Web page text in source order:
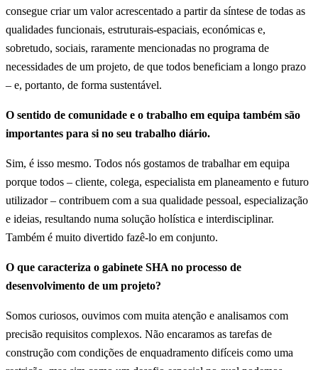
consegue criar um valor acrescentado a partir da síntese de todas as
qualidades funcionais, estruturais-espaciais, económicas e,
sobretudo, sociais, raramente mencionadas no programa de
necessidades de um projeto, de que todos beneficiam a longo prazo
– e, portanto, de forma sustentável.
O sentido de comunidade e o trabalho em equipa também são
importantes para si no seu trabalho diário.
Sim, é isso mesmo. Todos nós gostamos de trabalhar em equipa
porque todos – cliente, colega, especialista em planeamento e futuro
utilizador – contribuem com a sua qualidade pessoal, especialização
e ideias, resultando numa solução holística e interdisciplinar.
Também é muito divertido fazê-lo em conjunto.
O que caracteriza o gabinete SHA no processo de
desenvolvimento de um projeto?
Somos curiosos, ouvimos com muita atenção e analisamos com
precisão requisitos complexos. Não encaramos as tarefas de
construção com condições de enquadramento difíceis como uma